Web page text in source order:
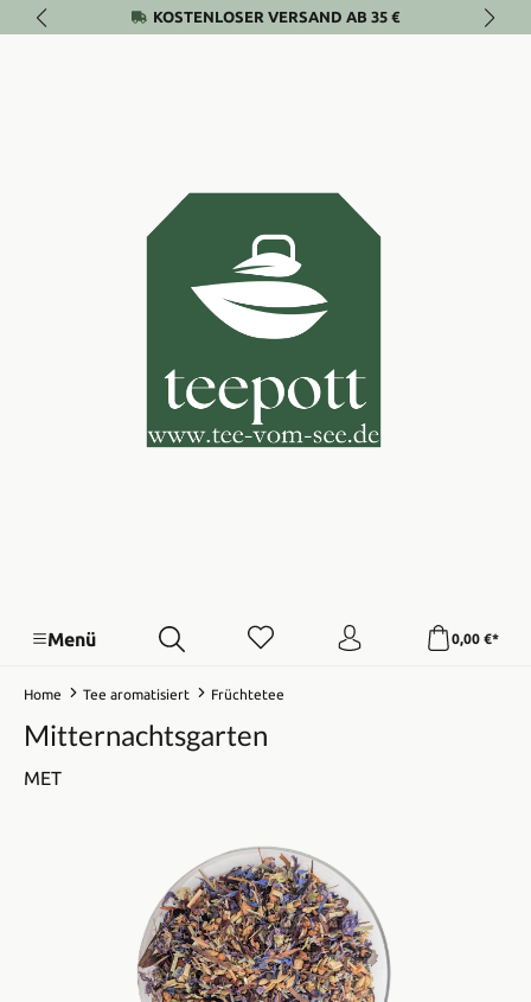
Zum Hauptinhalt springenKOSTENLOSER VERSAND AB 35 €
Menü 0,00 €*
Home Tee aromatisiert Früchtetee
Mitternachtsgarten
MET
Bildergalerie überspringen